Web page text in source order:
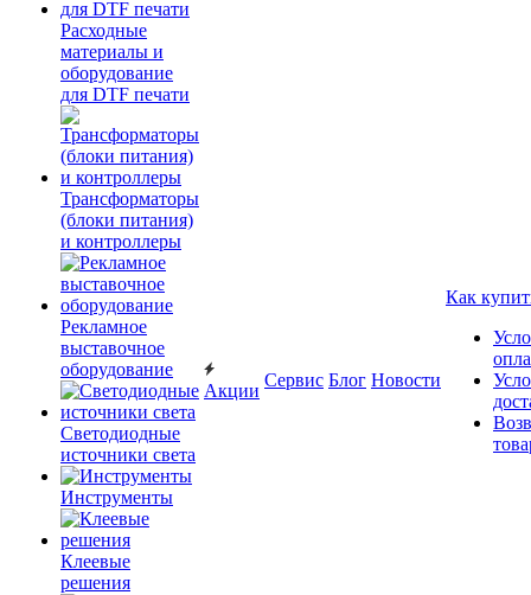
Расходные
материалы и
оборудование
для DTF печати
Трансформаторы
(блоки питания)
и контроллеры
Рекламное
выставочное
оборудование
Светодиодные
источники света
Инструменты
Клеевые
решения
Акции
Сервис Блог Новости
Как